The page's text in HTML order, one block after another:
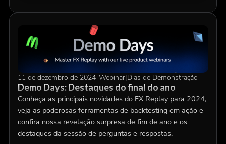
11 de dezembro de 2024-Webinar|Dias de Demonstração
Demo Days: Destaques do final do ano
Conheça as principais novidades do FX Replay para 2024,
veja as poderosas ferramentas de backtesting em ação e
confira nossa revelação surpresa de fim de ano e os
destaques da sessão de perguntas e respostas.